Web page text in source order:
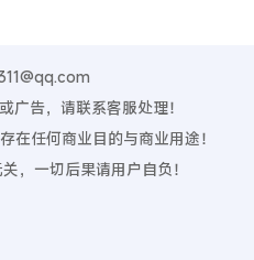
告，请联系客服处理！
任何商业目的与商业用途！
，一切后果请用户自负！